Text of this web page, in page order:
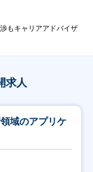
もキャリアアドバイザ
求人
域のアプリケ